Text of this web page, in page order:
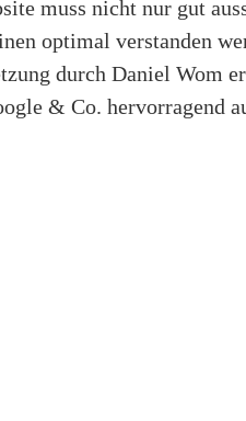
muss nicht nur gut
optimal verstanden
durch Daniel Wom
& Co. hervorragend